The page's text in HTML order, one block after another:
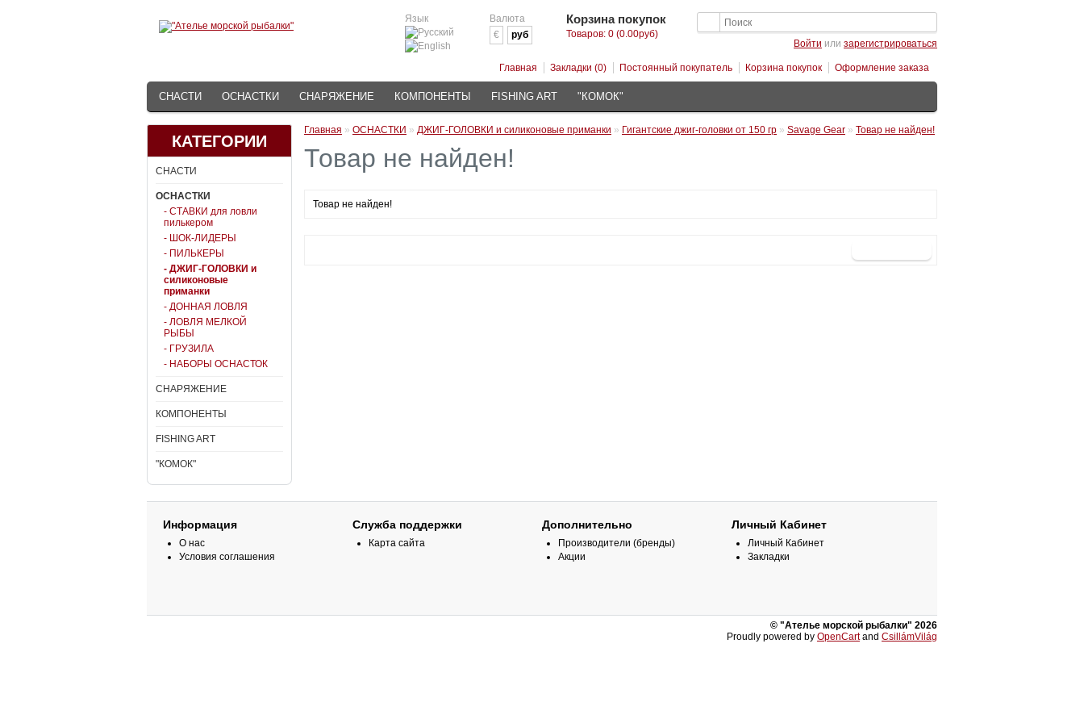
Язык
Валюта
€
руб
Корзина покупок
Товаров: 0 (0.00руб)
Войти или зарегистрироваться
Главная Закладки (0) Постоянный покупатель Корзина покупок Оформление заказа
СНАСТИ ОСНАСТКИ СНАРЯЖЕНИЕ КОМПОНЕНТЫ FISHING ART "КОМОК"
КАТЕГОРИИ
СНАСТИ
ОСНАСТКИ
- СТАВКИ для ловли
пилькером
- ШОК-ЛИДЕРЫ
- ПИЛЬКЕРЫ
- ДЖИГ-ГОЛОВКИ и
силиконовые
приманки
- ДОННАЯ ЛОВЛЯ
- ЛОВЛЯ МЕЛКОЙ
РЫБЫ
- ГРУЗИЛА
- НАБОРЫ ОСНАСТОК
СНАРЯЖЕНИЕ
КОМПОНЕНТЫ
FISHING ART
"КОМОК"
Главная » ОСНАСТКИ » ДЖИГ-ГОЛОВКИ и силиконовые приманки » Гигантские джиг-головки от 150 гр » Savage Gear » Товар не найден!
Товар не найден!
Товар не найден!
Информация
О нас
Условия соглашения
Служба поддержки
Карта сайта
Дополнительно
Производители (бренды)
Акции
Личный Кабинет
Личный Кабинет
Закладки
© "Ателье морской рыбалки" 2026
Proudly powered by OpenCartand CsillámVilág